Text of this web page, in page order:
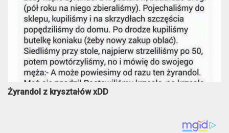
Żyrandol z kryształów xDD